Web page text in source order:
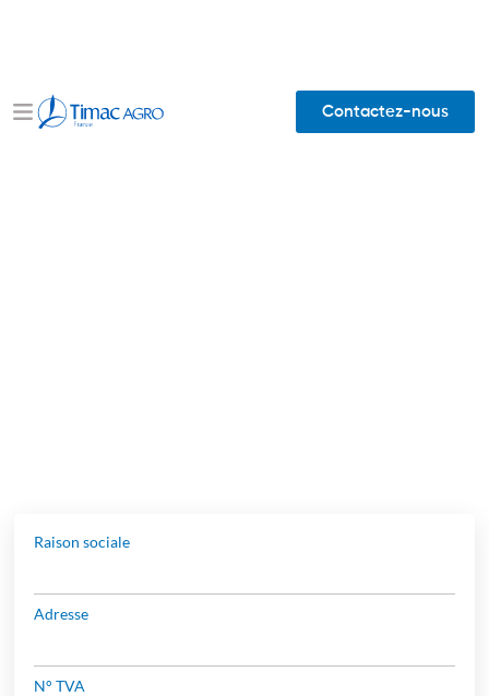
Contactez-nous
Raison sociale
Adresse
N° TVA